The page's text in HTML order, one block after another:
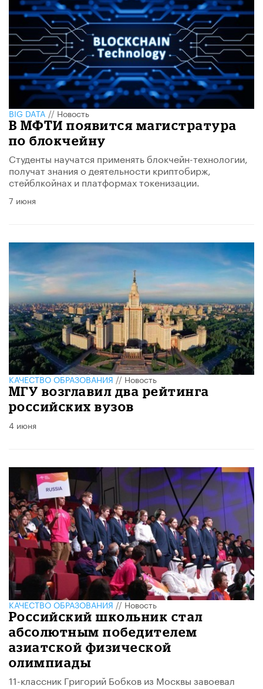
BIG DATA//Новость
В МФТИ появится магистратура
по блокчейну
Студенты научатся применять блокчейн-технологии,
получат знания о деятельности криптобирж,
стейблкойнах и платформах токенизации.
7 июня
КАЧЕСТВО ОБРАЗОВАНИЯ//Новость
МГУ возглавил два рейтинга
российских вузов
4 июня
КАЧЕСТВО ОБРАЗОВАНИЯ//Новость
Российский школьник стал
абсолютным победителем
азиатской физической
олимпиады
11-классник Григорий Бобков из Москвы завоевал